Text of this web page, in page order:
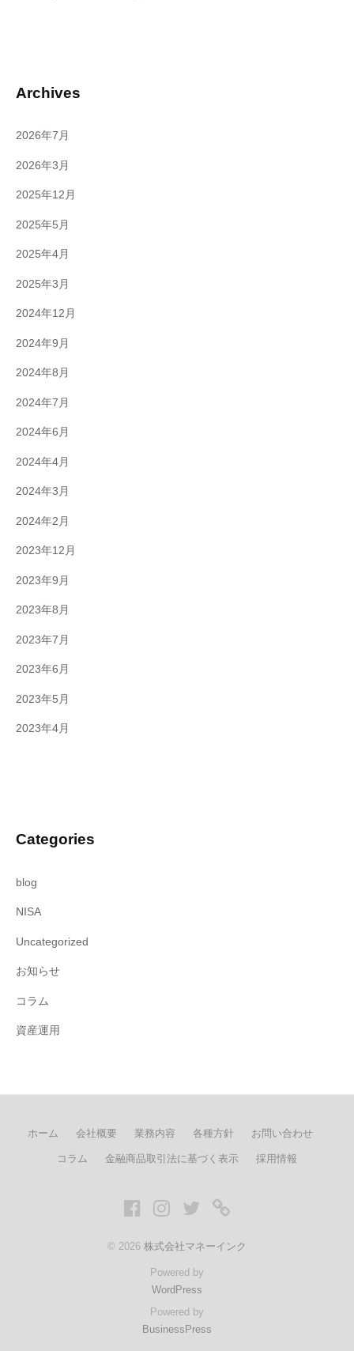
Archives
2026年7月
2026年3月
2025年12月
2025年5月
2025年4月
2025年3月
2024年12月
2024年9月
2024年8月
2024年7月
2024年6月
2024年4月
2024年3月
2024年2月
2023年12月
2023年9月
2023年8月
2023年7月
2023年6月
2023年5月
2023年4月
Categories
blog
NISA
Uncategorized
お知らせ
コラム
資産運用
ホーム 会社概要 業務内容 各種方針 お問い合わせ
コラム 金融商品取引法に基づく表示 採用情報
FacebookInstagram
twitter
© 2026 株式会社マネーインク
Powered by
WordPress
Powered by
BusinessPress